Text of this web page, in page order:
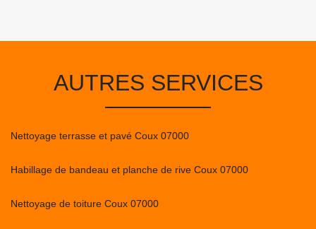
AUTRES SERVICES
Nettoyage terrasse et pavé Coux 07000
Habillage de bandeau et planche de rive Coux 07000
Nettoyage de toiture Coux 07000